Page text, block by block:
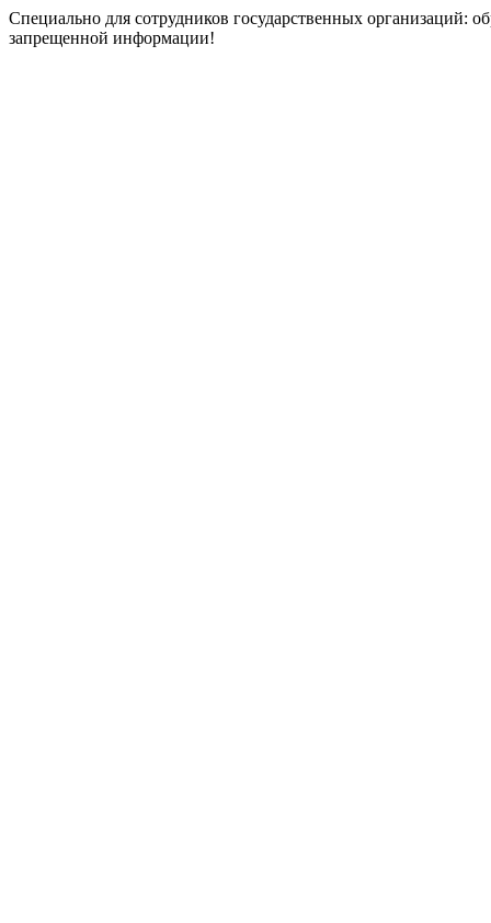
Специально для сотрудников государственных организаций:
запрещенной информации!